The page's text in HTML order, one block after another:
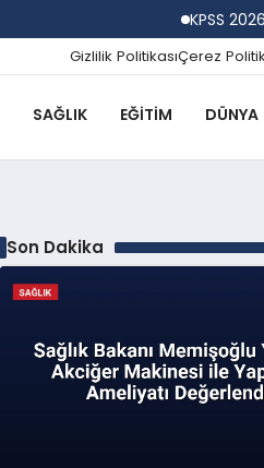
KPSS 2026 1
Gizlilik PolitikasıÇerez
SAĞLIK EĞITIM DÜNYA
Son Dakika